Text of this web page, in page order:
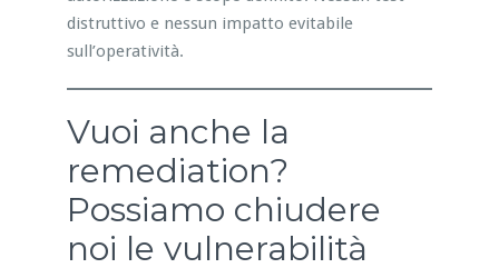
distruttivo e nessun impatto evitabile
sull’operatività.
Vuoi anche la
remediation?
Possiamo chiudere
noi le vulnerabilità